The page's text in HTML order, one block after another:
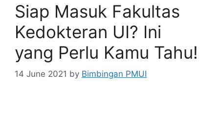
Siap Masuk Fakultas
Kedokteran UI? Ini
yang Perlu Kamu Tahu!
14 June 2021 by Bimbingan PMUI